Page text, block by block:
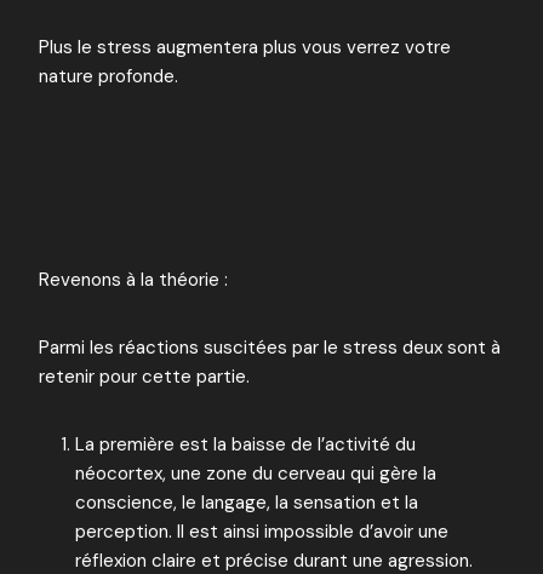
Plus le stress augmentera plus vous verrez votre
nature profonde.
Revenons à la théorie :
Parmi les réactions suscitées par le stress deux sont à
retenir pour cette partie.
La première est la baisse de l’activité du
néocortex, une zone du cerveau qui gère la
conscience, le langage, la sensation et la
perception. Il est ainsi impossible d’avoir une
réflexion claire et précise durant une agression.